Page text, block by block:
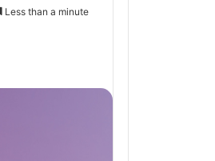
Less than a minute